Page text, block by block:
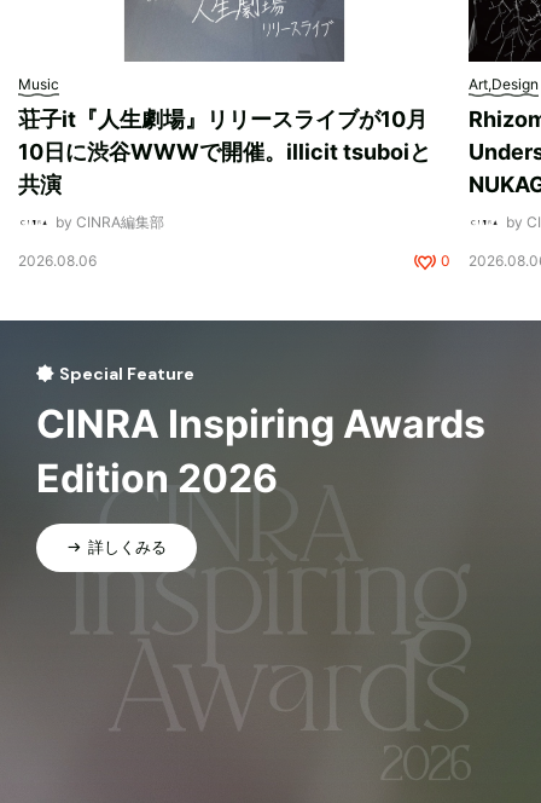
Music
荘子it『人生劇場』リリースライブが10月
10日に渋谷WWWで開催。illicit tsuboiと
共演
by CINRA編集部
2026.08.06 0
Art,Design
by
Special Feature
CINRA Inspiring Awards
Edition 2026
詳しくみる